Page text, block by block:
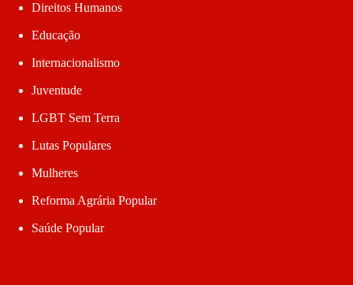
Direitos Humanos
Educação
Internacionalismo
Juventude
LGBT Sem Terra
Lutas Populares
Mulheres
Reforma Agrária Popular
Saúde Popular